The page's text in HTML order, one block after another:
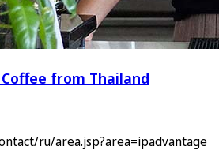
from Thailand
ru/area.jsp?area=ipadvantage